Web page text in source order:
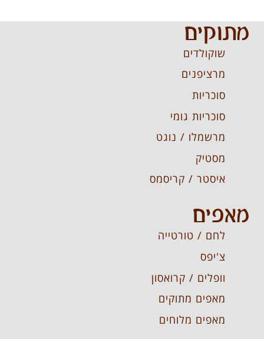
מתוקים
שוקולדים
מרציפנים
סוכריות
סוכריות גומי
מרשמלו / נוגט
מסטיק
איסטר / קריסמס
מאפים
לחם / טורטייה
צ'יפס
וופלים / קרואסון
מאפים מתוקים
מאפים מלוחים